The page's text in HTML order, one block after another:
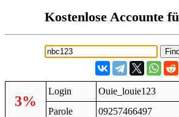
Kostenlose Accounte
3%
Login
Ouie_louie123
Parole
09257466497